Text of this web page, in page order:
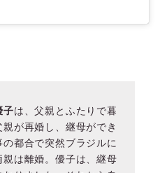
子は、父親とふたりで暮
が再婚し、継母ができ
都合で突然ブラジルに
は離婚。優子は、継母